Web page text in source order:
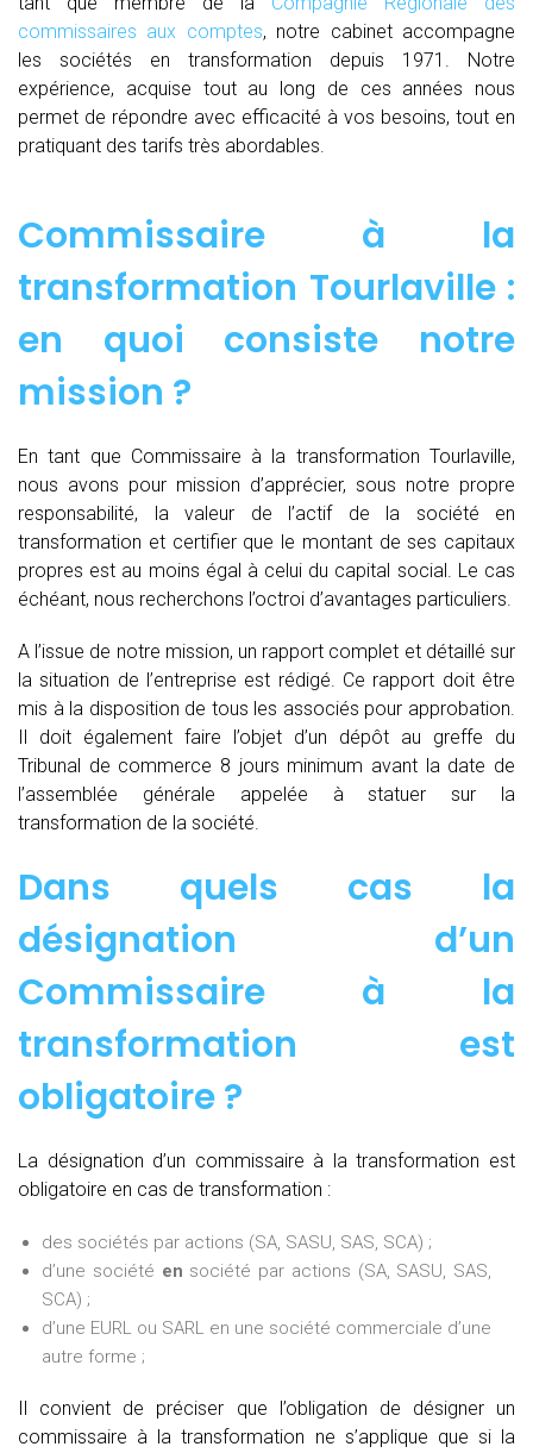
commissaires aux comptes, notre cabinet accompagne
les sociétés en transformation depuis 1971. Notre
expérience, acquise tout au long de ces années nous
permet de répondre avec efficacité à vos besoins, tout en
pratiquant des tarifs très abordables.
Commissaire à la
transformation Tourlaville :
en quoi consiste notre
mission ?
En tant que Commissaire à la transformation Tourlaville,
nous avons pour mission d’apprécier, sous notre propre
responsabilité, la valeur de l’actif de la société en
transformation et certifier que le montant de ses capitaux
propres est au moins égal à celui du capital social. Le cas
échéant, nous recherchons l’octroi d’avantages particuliers.
A l’issue de notre mission, un rapport complet et détaillé sur
la situation de l’entreprise est rédigé. Ce rapport doit être
mis à la disposition de tous les associés pour approbation.
Il doit également faire l’objet d’un dépôt au greffe du
Tribunal de commerce 8 jours minimum avant la date de
l’assemblée générale appelée à statuer sur la
transformation de la société.
Dans quels cas la
désignation d’un
Commissaire à la
transformation est
obligatoire ?
La désignation d’un commissaire à la transformation est
obligatoire en cas de transformation :
des sociétés par actions (SA, SASU, SAS, SCA) ;
d’une société en société par actions (SA, SASU, SAS,
SCA) ;
d’une EURL ou SARL en une société commerciale d’une
autre forme ;
Il convient de préciser que l’obligation de désigner un
commissaire à la transformation ne s’applique que si la